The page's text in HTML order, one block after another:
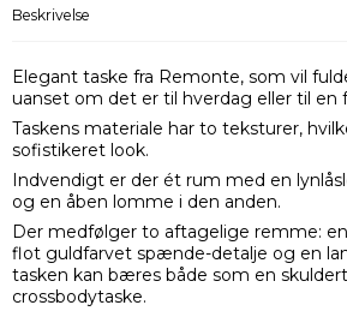
Beskrivelse
Elegant taske fra Remonte, som vil
uanset om det er til hverdag eller til en
Taskens materiale har to teksturer,
sofistikeret look.
Indvendigt er der ét rum med en
og en åben lomme i den anden.
Der medfølger to aftagelige remme:
flot guldfarvet spænde-detalje og en
tasken kan bæres både som en
crossbodytaske.